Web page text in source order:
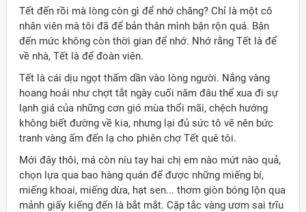
Tết đến rồi mà lòng còn gì để nhớ chăng? Chỉ là một cô
nhân viên mà tôi đã để bản thân mình bận rộn quá. Bận
đến mức không còn thời gian để nhớ. Nhớ rằng Tết là để
về nhà, Tết là để đoàn viên.
Tết là cái dịu ngọt thấm dần vào lòng người. Nắng vàng
hoang hoải như chợt tắt ngày cuối năm đâu thể xua đi sự
lạnh giá của những cơn gió mùa thổi mãi, chệch hướng
không biết đường về kia, nhưng lại đủ sức tô vẽ nên bức
tranh vàng ấm đến lạ cho phiên chợ Tết quê tôi.
Mới đây thôi, má còn níu tay hai chị em nào mứt nào quả,
chọn lựa qua bao hàng quán để được những miếng bí,
miếng khoai, miếng dừa, hạt sen... thơm giòn bóng lộn qua
mảnh giấy kiếng đến là bắt mắt. Cặp tắc vàng ươm sai trĩu